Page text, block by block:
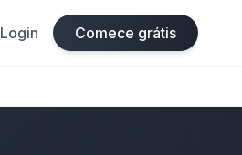
Login Comece grátis